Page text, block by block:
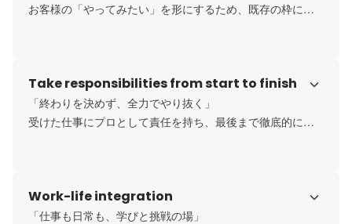
お客様の「やってみたい」を形にするため、既存の枠に捉
る価値を提供することに熱意を注ぎます。
Take responsibilities from start to finish
「終わりを決めず、全力でやり抜く」
受けた仕事にプロとして責任を持ち、最後まで徹底的に向
と共に高いゴールを目指す文化があります。
Work-life integration
「仕事も日常も、学びと挑戦の場」